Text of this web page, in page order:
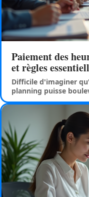
Paiement des
et règles
Difficile d'imaginer
planning puisse